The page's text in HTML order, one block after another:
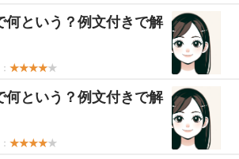
何という？例文付きで解
★★★★★
何という？例文付きで解
★★★★★